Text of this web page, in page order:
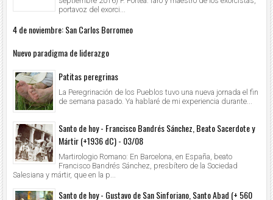
portavoz del exorci...
4 de noviembre: San Carlos Borromeo
Nuevo paradigma de liderazgo
Patitas peregrinas
La Peregrinación de los Pueblos tuvo una nueva jornada el fin
de semana pasado. Ya hablaré de mi experiencia durante...
Santo de hoy - Francisco Bandrés Sánchez, Beato Sacerdote y
Mártir (+1936 dC) - 03/08
Martirologio Romano: En Barcelona, en España, beato
Francisco Bandrés Sánchez, presbítero de la Sociedad
Salesiana y mártir, que en la p...
Santo de hoy - Gustavo de San Sinforiano, Santo Abad (+ 560